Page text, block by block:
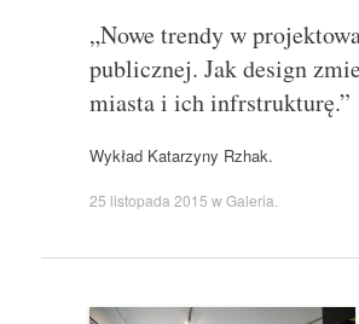
„Nowe trendy w
publicznej. Jak design
miasta i ich infrstrukturę.”
Wykład Katarzyny Rzhak.
25 listopada 2015 wGaleria